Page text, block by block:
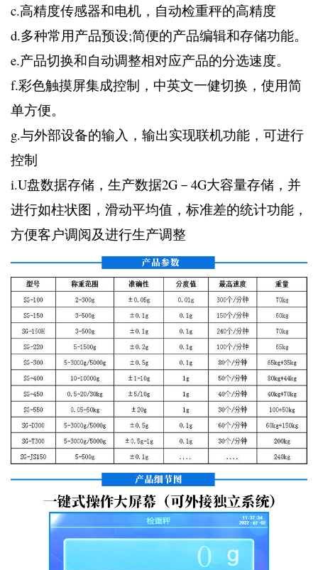
c.高精度传感器和电机，自动检重秤的高精度
d.多种常用产品预设;简便的产品编辑和存储功能。
e.产品切换和自动调整相对应产品的分选速度。
f.彩色触摸屏集成控制，中英文一健切换，使用简
单方便。
g.与外部设备的输入，输出实现联机功能，可进行
控制
i.U盘数据存储，生产数据2G－4G大容量存储，并
进行如柱状图，滑动平均值，标准差的统计功能，
方便客户调阅及进行生产调整